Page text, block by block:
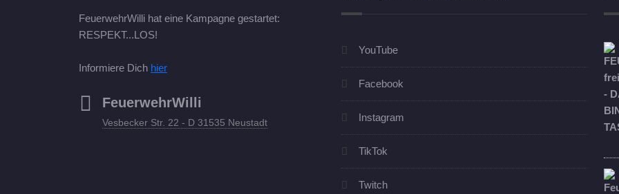
FeuerwehrWilli hat eine Kampagne gestartet:
RESPEKT...LOS!
Informiere Dich hier
FeuerwehrWilli
Vesbecker Str. 22 - D 31535 Neustadt
YouTube
Facebook
Instagram
TikTok
Twitch